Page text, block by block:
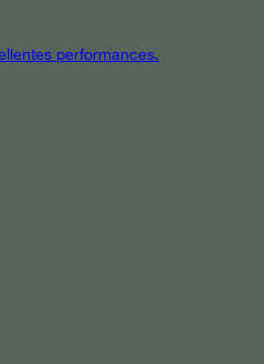
performances.